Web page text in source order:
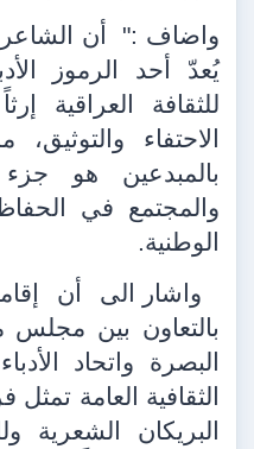
واضاف :"
أن
يُعدّ أحد الرموز
للثقافة العراقية
الاحتفاء
بالمبدعين هو
والمجتمع في
الوطنية.
واشار الى أن
بالتعاون بين مجلس
البصرة واتحاد
الثقافية العامة
البريكان الشعرية